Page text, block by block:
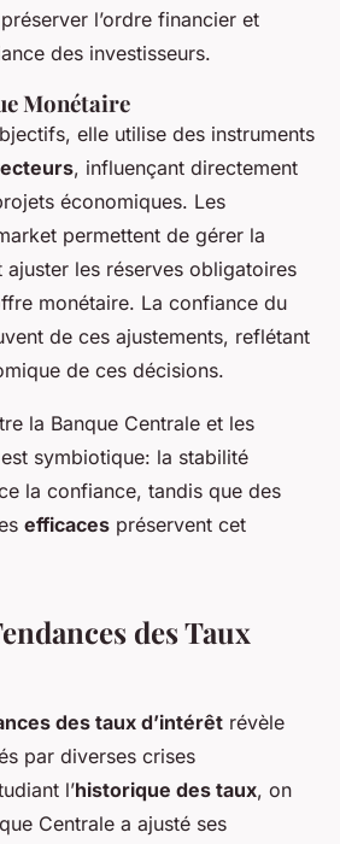
l’ordre financier et
des investisseurs.
Monétaire
elle utilise des instruments
, influençant directement
économiques. Les
permettent de gérer la
les réserves obligatoires
monétaire. La confiance du
de ces ajustements, reflétant
de ces décisions.
la Banque Centrale et les
symbiotique: la stabilité
la confiance, tandis que des
efficaces préservent cet
des Taux
des taux d’intérêt révèle
par diverses crises
l’historique des taux, on
Centrale a ajusté ses